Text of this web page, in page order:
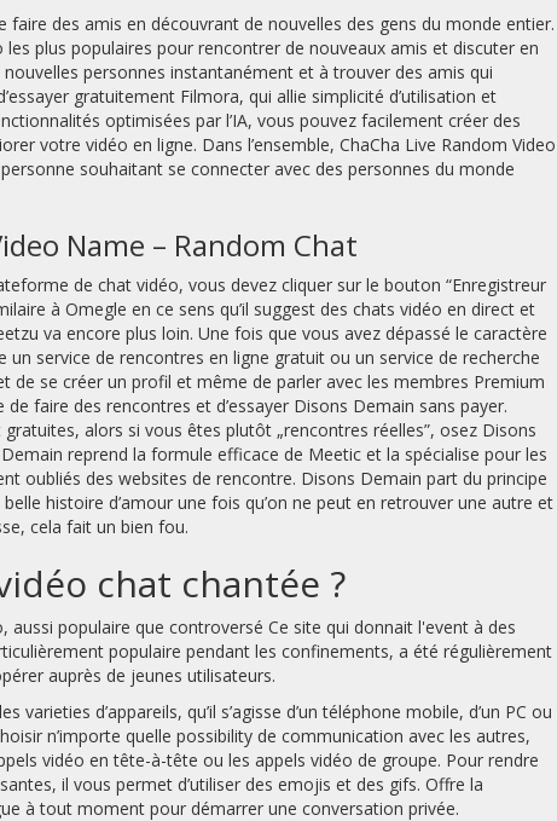
des amis en découvrant de nouvelles des gens du monde entier.
les plus populaires pour rencontrer de nouveaux amis et discuter en
personnes instantanément et à trouver des amis qui
gratuitement Filmora, qui allie simplicité d’utilisation et
optimisées par l’IA, vous pouvez facilement créer des
votre vidéo en ligne. Dans l’ensemble, ChaCha Live Random Video
souhaitant se connecter avec des personnes du monde
Name – Random Chat
de chat vidéo, vous devez cliquer sur le bouton “Enregistreur
à Omegle en ce sens qu’il suggest des chats vidéo en direct et
va encore plus loin. Une fois que vous avez dépassé le caractère
service de rencontres en ligne gratuit ou un service de recherche
de se créer un profil et même de parler avec les membres Premium
faire des rencontres et d’essayer Disons Demain sans payer.
alors si vous êtes plutôt „rencontres réelles”, osez Disons
reprend la formule efficace de Meetic et la spécialise pour les
oubliés des websites de rencontre. Disons Demain part du principe
histoire d’amour une fois qu’on ne peut en retrouver une autre et
cela fait un bien fou.
chat chantée ?
populaire que controversé Ce site qui donnait l'event à des
populaire pendant les confinements, a été régulièrement
auprès de jeunes utilisateurs.
d’appareils, qu’il s’agisse d’un téléphone mobile, d’un PC ou
n’importe quelle possibility de communication avec les autres,
vidéo en tête-à-tête ou les appels vidéo de groupe. Pour rendre
il vous permet d’utiliser des emojis et des gifs. Offre la
à tout moment pour démarrer une conversation privée.